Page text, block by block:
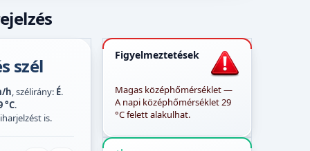
szél
h, szélirány: É.
°C.
is.
Figyelmeztetések
Magas középhőmérséklet —
A napi középhőmérséklet 29
°C felett alakulhat.